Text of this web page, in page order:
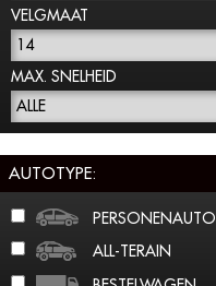
VELGMAAT
14
MAX. SNELHEID
ALLE
AUTOTYPE:
PERSONENAUTO
ALL-TERAIN